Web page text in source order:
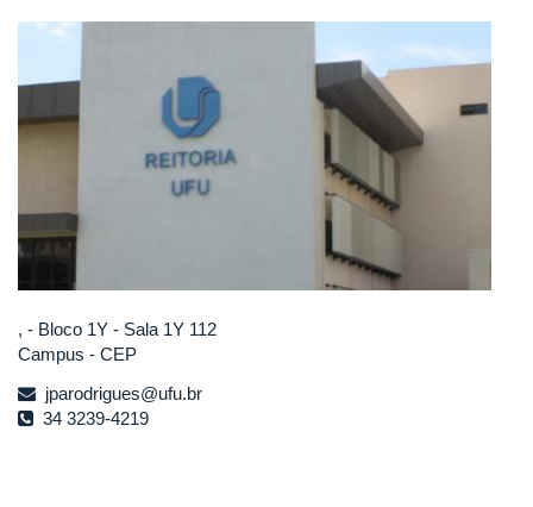
, - Bloco 1Y - Sala 1Y 112
Campus - CEP
jparodrigues@ufu.br
34 3239-4219